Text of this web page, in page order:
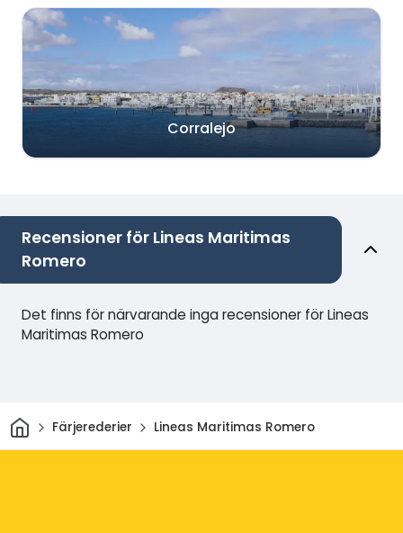
Corralejo
Recensioner för Lineas Maritimas
Romero
Det finns för närvarande inga recensioner för Lineas
Maritimas Romero
HemFärjerederier Lineas Maritimas Romero